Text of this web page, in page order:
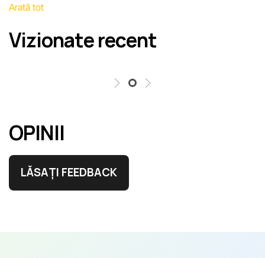
Arată tot
Vizionate recent
OPINII
LĂSAȚI FEEDBACK